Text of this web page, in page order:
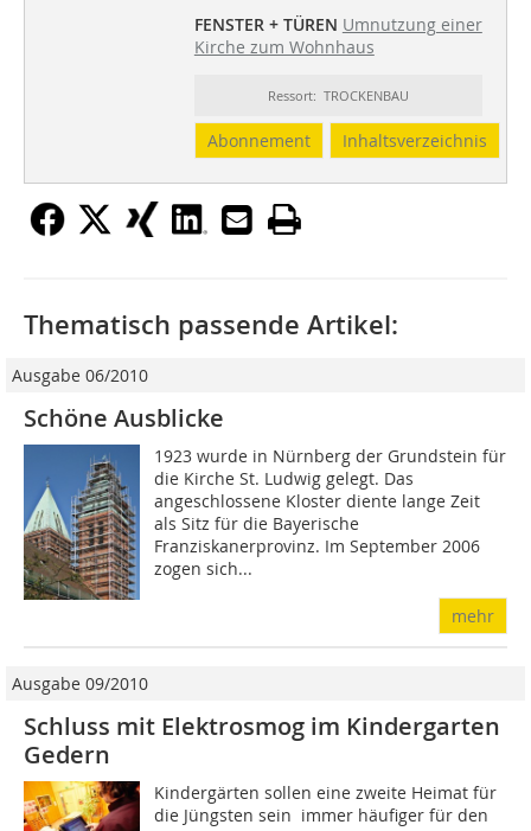
FENSTER + TÜREN Umnutzung einer
Kirche zum Wohnhaus
Ressort: TROCKENBAU
Abonnement Inhaltsverzeichnis
Thematisch passende Artikel:
Ausgabe 06/2010
Schöne Ausblicke
1923 wurde in Nürnberg der Grundstein für
die Kirche St. Ludwig gelegt. Das
angeschlossene Kloster diente lange Zeit
als Sitz für die Bayerische
Franziskanerprovinz. Im September 2006
zogen sich...
mehr
Ausgabe 09/2010
Schluss mit Elektrosmog im Kindergarten
Gedern
Kindergärten sollen eine zweite Heimat für
die Jüngsten sein  immer häufiger für den